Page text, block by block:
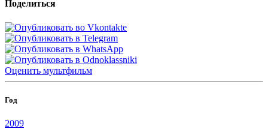
Поделиться
Оценить мультфильм
Год
2009